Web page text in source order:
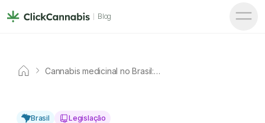
Blog
Cannabis medicinal no Brasil:
Brasil Legislação